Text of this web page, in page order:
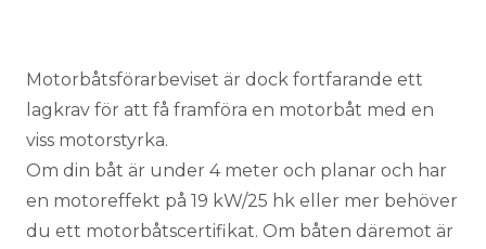
Motorbåtsförarbeviset är dock fortfarande ett
lagkrav för att få framföra en motorbåt med en
viss motorstyrka.
Om din båt är under 4 meter och planar och har
en motoreffekt på 19 kW/25 hk eller mer behöver
du ett motorbåtscertifikat. Om båten däremot är